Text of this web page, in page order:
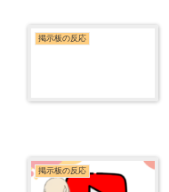
掲示板の反応
掲示板の反応